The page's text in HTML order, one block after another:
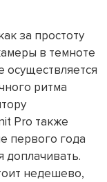
за простоту
в темноте
осуществляется
ритма
Pro также
первого года
доплачивать.
недешево,